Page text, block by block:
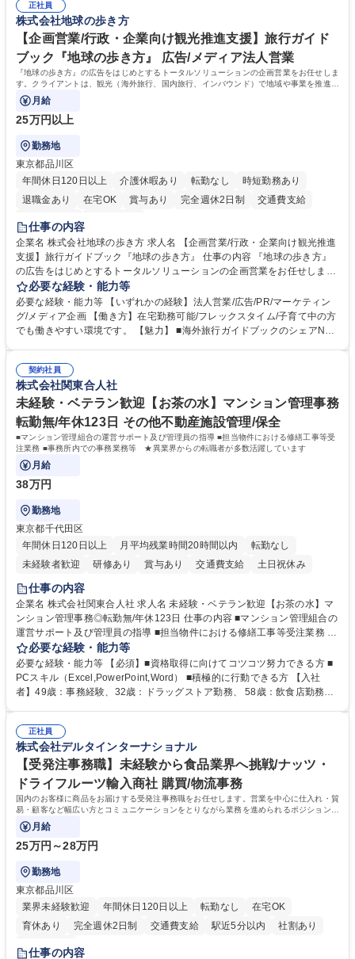
支える中核メンバーとして活躍いただきます。 募集職種 【名古屋/総務】
人事労務にも挑戦可能/年休124日/福利厚生充実
歴：大学院 大学 高専 短大 専修学校 高校 語学力： 資格：日商簿記検定2
級
正社員
株式会社地球の歩き方
【企画営業/行政・企業向け観光推進支援】旅行ガイド
ブック『地球の歩き方』 広告/メディア法人営業
『地球の歩き方』の広告をはじめとするトータルソリューションの企画営業をお任せしま
す。クライアントは、観光（海外旅行、国内旅行、インバウンド）で地域や事業を推進し
たい国内外の行政や企業です。
月給
25万円以上
勤務地
東京都品川区
年間休日120日以上
介護休暇あり 転勤なし
時短勤務あり
退職金あり
在宅OK 賞与あり 完全週休2日制
交通費支給
駅近5分以内
仕事の内容
企業名 株式会社地球の歩き方 求人名 【企画営業/行政・企業向け観光推進
支援】旅行ガイドブック『地球の歩き方』 仕事の内容 『地球の歩き方』
の広告をはじめとするトータルソリューションの企画営業をお任せしま
す。クライアントは、観光（海外旅行、国内旅行、インバウンド）で地域
や事業を推進したい国内外の行政や企業です。 【業務詳細】■『地球の歩
き方』は海外旅行ガイドブックのNo.1ブランドであり、国内旅行において
も牽引しております。観光推進支援においても、業界を牽引する意欲的な
に、インバウンドのトップブランドに成長しております■旅が業務であ
り、日常です。旅好きにはこれ以上ない環境です 募集職種 【企画営業/行
政・企業向け観光推進支援】旅行ガイドブック『地球の歩き方』
必要な経験・能力等
必要な経験・能力等 【いずれかの経験】法人営業/広告/PR/マーケティン
グ/メディア企画 【働き方】在宅勤務可能/フレックスタイム/子育て中の方
でも働きやすい環境です。 【魅力】 ■海外旅行ガイドブックのシェアNo.1
であり、「地球の歩き方」としてどう取り組むか、共に形を作るコアメン
バーとして活躍いただきます。 学歴・資格 学歴：大学院 大学 語学力： 資
格：
契約社員
株式会社関東合人社
未経験・ベテラン歓迎【お茶の水】マンション管理事務
転勤無/年休123日 その他不動産施設管理/保全
■マンション管理組合の運営サポート及び管理員の指導 ■担当物件における修繕工事等受
注業務 ■事務所内での事務業務等 ★異業界からの転職者が多数活躍しています
月給
38万円
勤務地
東京都千代田区
年間休日120日以上
月平均残業時間20時間以内
転勤なし
未経験者歓迎
研修あり 賞与あり 交通費支給 土日祝休み
仕事の内容
企業名 株式会社関東合人社 求人名 未経験・ベテラン歓迎【お茶の水】マ
ンション管理事務◎転勤無/年休123日 仕事の内容 ■マンション管理組合の
運営サポート及び管理員の指導 ■担当物件における修繕工事等受注業務 ■
事務所内での事務業務等 ★異業界からの転職者が多数活躍しています
【年収補足】532万円 ＋別途インセンティヴで平均約100万円/年（昨年度
実績） ＋管理業務主任者資格手当50,000円/月 ★親会社である株式会社合
人社計画研究所社のグループ会社として、質の高いサービスと適性価格を
無/年休123日
必要な経験・能力等
必要な経験・能力等 【必須】■資格取得に向けてコツコツ努力できる方 ■
PCスキル（Excel,PowerPoint,Word） ■積極的に行動できる方 【入社
者】49歳：事務経験、32歳：ドラッグストア勤務、 58歳：飲食店勤務
得出来ております！ 【魅力】■フレックス制度、未経験からでも下限年収
を一律支給！ ■管理業務主任者資格取得後には50,000円/月の手当あり！
学歴・資格 学歴：大学院 大学 高専 短大 専修学校 高校 語学力： 資格：第
一種運転免許普通自動車
正社員
株式会社デルタインターナショナル
【受発注事務職】未経験から食品業界へ挑戦/ナッツ・
ドライフルーツ輸入商社 購買/物流事務
国内のお客様に商品をお届けする受発注事務職をお任せします。営業を中心に仕入れ・貿
易・顧客など幅広い方とコミュニケーションをとりながら業務を進められるポジションで
す。
月給
25万円～28万円
勤務地
東京都品川区
業界未経験歓迎
年間休日120日以上 転勤なし
在宅OK
育休あり
完全週休2日制 交通費支給 駅近5分以内
社割あり
土日祝休み
仕事の内容